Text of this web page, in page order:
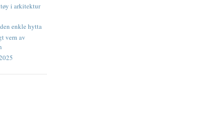
i arkitektur
enkle hytta
vern av